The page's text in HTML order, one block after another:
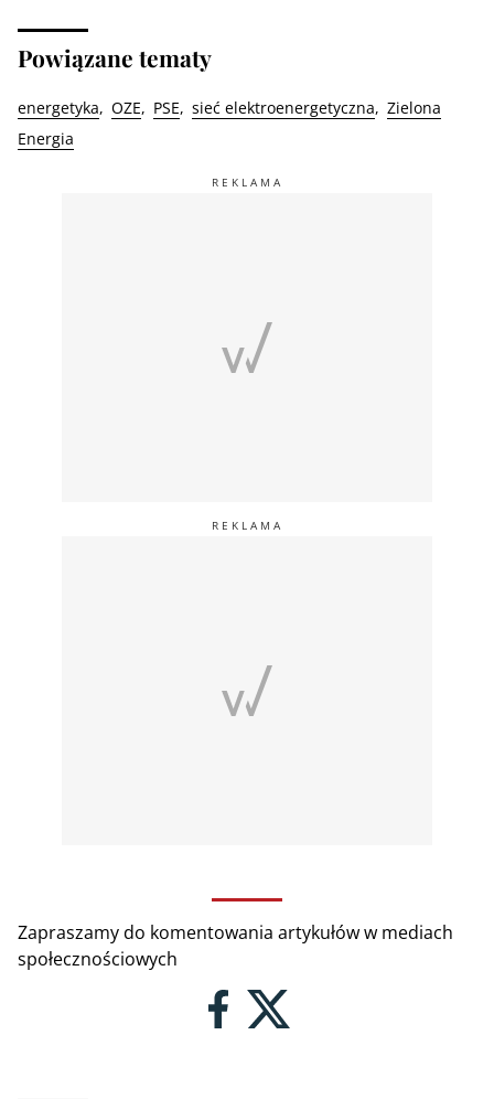
Powiązane tematy
energetyka OZE PSE sieć elektroenergetyczna
Zielona
Energia
Zapraszamy do komentowania artykułów w mediach
społecznościowych